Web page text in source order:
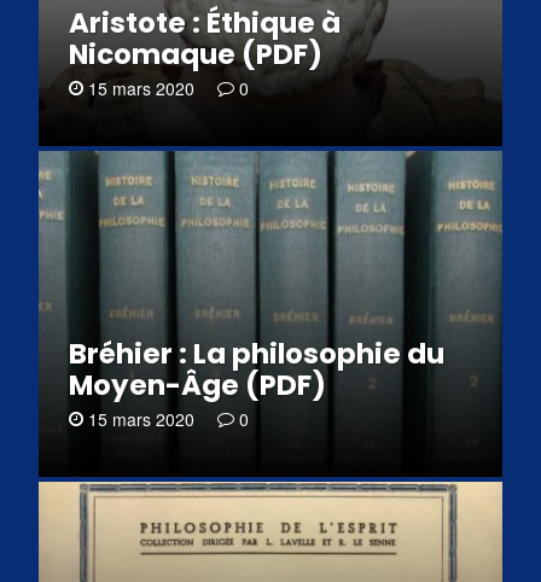
Aristote : Éthique à
Nicomaque (PDF)
15 mars 2020 0
Bréhier : La philosophie du
Moyen-Âge (PDF)
15 mars 2020 0